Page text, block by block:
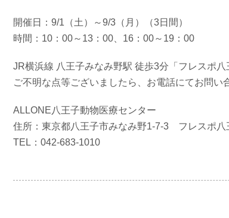
開催日：9/1（土）～9/3（月）（3日間）
時間：10：00～13：00、16：00～19：00
JR横浜線 八王子みなみ野駅 徒歩3分「フレスポ
ご不明な点等ございましたら、お電話にてお問い
ALLONE八王子動物医療センター
住所：東京都八王子市みなみ野1-7-3 フレスポ八
TEL：042-683-1010